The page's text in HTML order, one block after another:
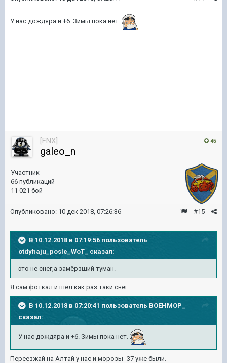
У нас дождяра и +6. Зимы пока нет.
45
[FNX]
galeo_n
Участник
66 публикаций
11 021 бой
#15
Опубликовано: 10 дек 2018, 07:26:36
В 10.12.2018 в 07:19:56 пользователь
otdyhaju_posle_WoT_
сказал:
это не снег,а замёрзший туман.
Я сам фоткал и шёл как раз таки снег
В 10.12.2018 в 07:20:41 пользователь BOEHMOP_
сказал:
У нас дождяра и +6. Зимы пока нет.
Переезжай на Алтай у нас и морозы -37 уже были.